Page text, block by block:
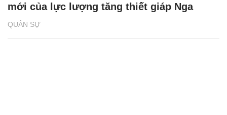
QUÂN SỰ
mới của lực lượng tăng thiết giáp Nga